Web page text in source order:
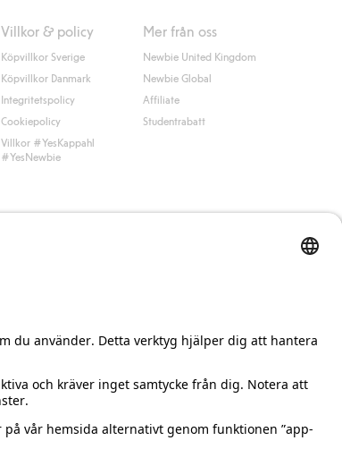
Villkor & policy
Köpvillkor Sverige
Köpvillkor Danmark
Integritetspolicy
Cookiepolicy
Villkor #YesKappahl
#YesNewbie
Mer från oss
Newbie United Kingdom
Newbie Global
Affiliate
Studentrabatt